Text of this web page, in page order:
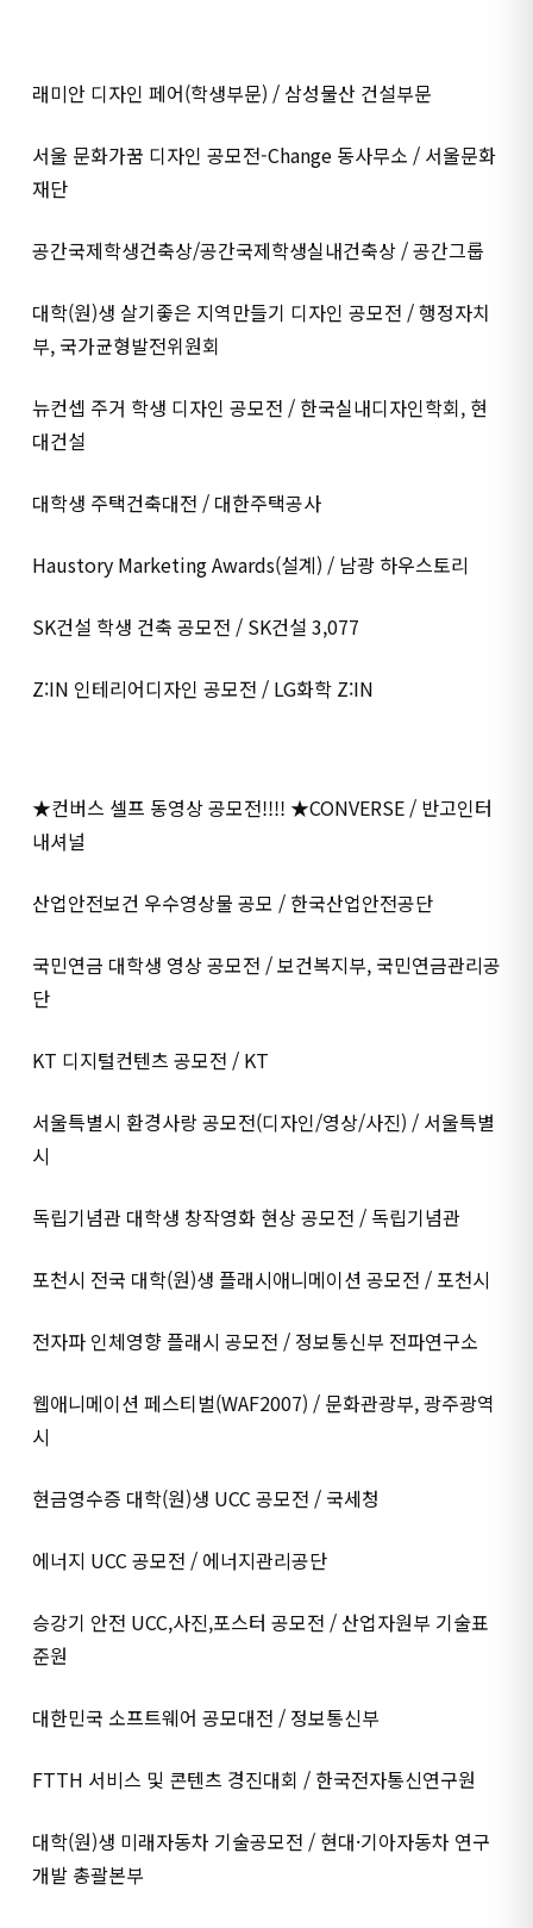
래미안 디자인 페어(학생부문) / 삼성물산 건설부문
서울 문화가꿈 디자인 공모전-Change 동사무소 / 서울문화
재단
공간국제학생건축상/공간국제학생실내건축상 / 공간그룹
대학(원)생 살기좋은 지역만들기 디자인 공모전 / 행정자치
부, 국가균형발전위원회
뉴컨셉 주거 학생 디자인 공모전 / 한국실내디자인학회, 현
대건설
대학생 주택건축대전 / 대한주택공사
Haustory Marketing Awards(설계) / 남광 하우스토리
SK건설 학생 건축 공모전 / SK건설 3,077
Z:IN 인테리어디자인 공모전 / LG화학 Z:IN
★컨버스 셀프 동영상 공모전!!!! ★CONVERSE / 반고인터
내셔널
산업안전보건 우수영상물 공모 / 한국산업안전공단
국민연금 대학생 영상 공모전 / 보건복지부, 국민연금관리공
단
KT 디지털컨텐츠 공모전 / KT
서울특별시 환경사랑 공모전(디자인/영상/사진) / 서울특별
시
독립기념관 대학생 창작영화 현상 공모전 / 독립기념관
포천시 전국 대학(원)생 플래시애니메이션 공모전 / 포천시
전자파 인체영향 플래시 공모전 / 정보통신부 전파연구소
웹애니메이션 페스티벌(WAF2007) / 문화관광부, 광주광역
시
현금영수증 대학(원)생 UCC 공모전 / 국세청
에너지 UCC 공모전 / 에너지관리공단
승강기 안전 UCC,사진,포스터 공모전 / 산업자원부 기술표
준원
대한민국 소프트웨어 공모대전 / 정보통신부
FTTH 서비스 및 콘텐츠 경진대회 / 한국전자통신연구원
대학(원)생 미래자동차 기술공모전 / 현대·기아자동차 연구
개발 총괄본부